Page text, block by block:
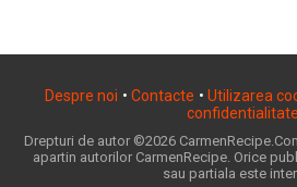
Despre noi • Contacte • Utilizarea
confidentialitate
Drepturi de autor ©2026
apartin autorilor CarmenRecipe. Orice
sau partiala este